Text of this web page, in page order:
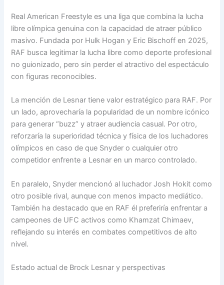
Real American Freestyle es una liga que combina la lucha
libre olímpica genuina con la capacidad de atraer público
masivo. Fundada por Hulk Hogan y Eric Bischoff en 2025,
RAF busca legitimar la lucha libre como deporte profesional
no guionizado, pero sin perder el atractivo del espectáculo
con figuras reconocibles.
La mención de Lesnar tiene valor estratégico para RAF. Por
un lado, aprovecharía la popularidad de un nombre icónico
para generar “buzz” y atraer audiencia casual. Por otro,
reforzaría la superioridad técnica y física de los luchadores
olímpicos en caso de que Snyder o cualquier otro
competidor enfrente a Lesnar en un marco controlado.
En paralelo, Snyder mencionó al luchador Josh Hokit como
otro posible rival, aunque con menos impacto mediático.
También ha destacado que en RAF él preferiría enfrentar a
campeones de UFC activos como Khamzat Chimaev,
reflejando su interés en combates competitivos de alto
nivel.
Estado actual de Brock Lesnar y perspectivas